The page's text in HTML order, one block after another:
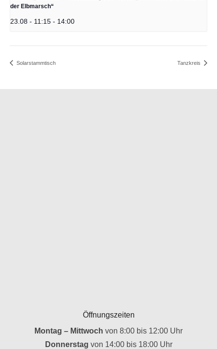
der Elbmarsch“
23.08 - 11:15 - 14:00
Solarstammtisch Tanzkreis
Öffnungszeiten
Montag – Mittwoch von 8:00 bis 12:00 Uhr
Donnerstag von 14:00 bis 18:00 Uhr